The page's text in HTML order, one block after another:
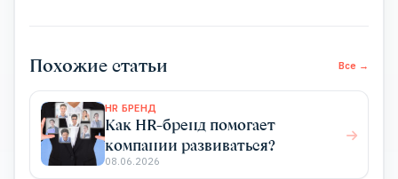
Похожие статьи Все →
HR БРЕНД
Как HR-бренд помогает
компании развиваться?
08.06.2026